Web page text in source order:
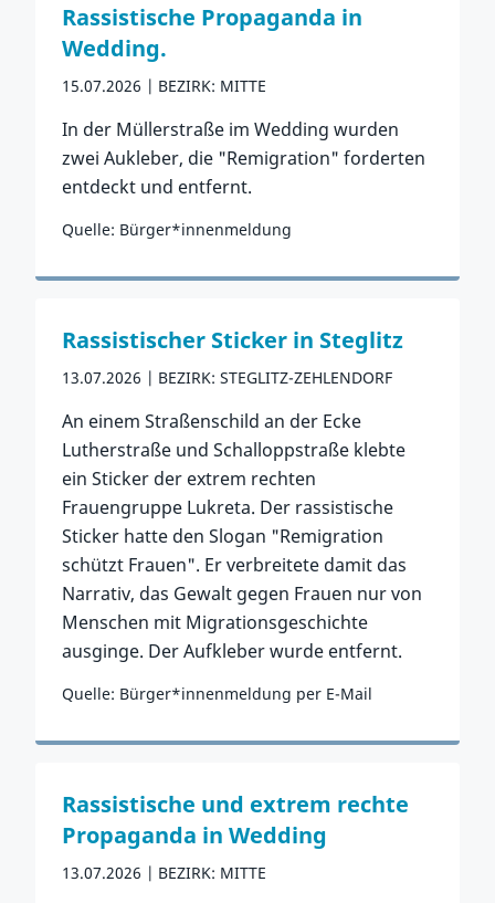
Rassistische Propaganda in
Wedding.
15.07.2026 BEZIRK: MITTE
In der Müllerstraße im Wedding wurden
zwei Aukleber, die "Remigration" forderten
entdeckt und entfernt.
Quelle: Bürger*innenmeldung
Zum Vorfall
Rassistischer Sticker in Steglitz
13.07.2026 BEZIRK: STEGLITZ-ZEHLENDORF
An einem Straßenschild an der Ecke
Lutherstraße und Schalloppstraße klebte
ein Sticker der extrem rechten
Frauengruppe Lukreta. Der rassistische
Sticker hatte den Slogan "Remigration
schützt Frauen". Er verbreitete damit das
Narrativ, das Gewalt gegen Frauen nur von
Menschen mit Migrationsgeschichte
ausginge. Der Aufkleber wurde entfernt.
Quelle: Bürger*innenmeldung per E-Mail
Zum Vorfall
Rassistische und extrem rechte
Propaganda in Wedding
13.07.2026 BEZIRK: MITTE